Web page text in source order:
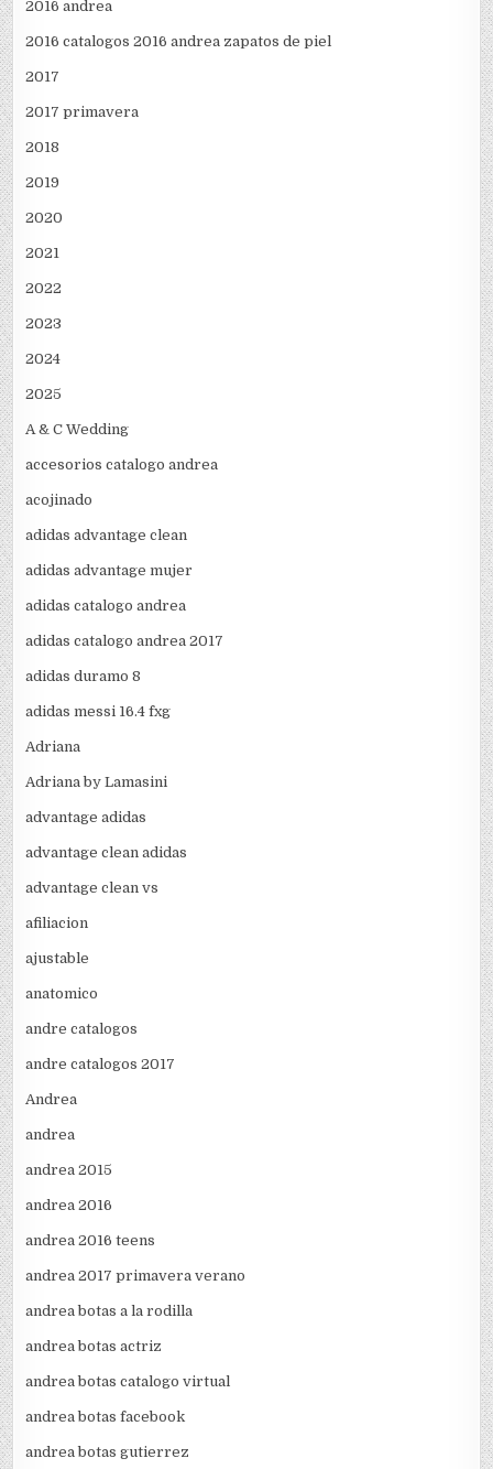
2016 andrea
2016 catalogos 2016 andrea zapatos de piel
2017
2017 primavera
2018
2019
2020
2021
2022
2023
2024
2025
A & C Wedding
accesorios catalogo andrea
acojinado
adidas advantage clean
adidas advantage mujer
adidas catalogo andrea
adidas catalogo andrea 2017
adidas duramo 8
adidas messi 16.4 fxg
Adriana
Adriana by Lamasini
advantage adidas
advantage clean adidas
advantage clean vs
afiliacion
ajustable
anatomico
andre catalogos
andre catalogos 2017
Andrea
andrea
andrea 2015
andrea 2016
andrea 2016 teens
andrea 2017 primavera verano
andrea botas a la rodilla
andrea botas actriz
andrea botas catalogo virtual
andrea botas facebook
andrea botas gutierrez